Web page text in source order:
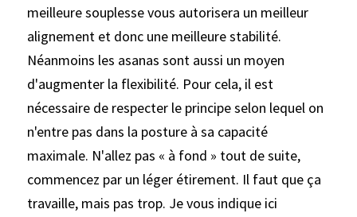
meilleure souplesse vous autorisera un meilleur
alignement et donc une meilleure stabilité.
Néanmoins les asanas sont aussi un moyen
d'augmenter la flexibilité. Pour cela, il est
nécessaire de respecter le principe selon lequel on
n'entre pas dans la posture à sa capacité
maximale. N'allez pas « à fond » tout de suite,
commencez par un léger étirement. Il faut que ça
travaille, mais pas trop. Je vous indique ici